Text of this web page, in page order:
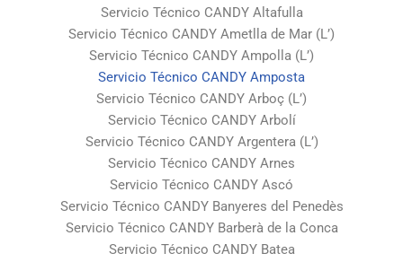
Servicio Técnico CANDY Altafulla
Servicio Técnico CANDY Ametlla de Mar (L’)
Servicio Técnico CANDY Ampolla (L’)
Servicio Técnico CANDY Amposta
Servicio Técnico CANDY Arboç (L’)
Servicio Técnico CANDY Arbolí
Servicio Técnico CANDY Argentera (L’)
Servicio Técnico CANDY Arnes
Servicio Técnico CANDY Ascó
Servicio Técnico CANDY Banyeres del Penedès
Servicio Técnico CANDY Barberà de la Conca
Servicio Técnico CANDY Batea